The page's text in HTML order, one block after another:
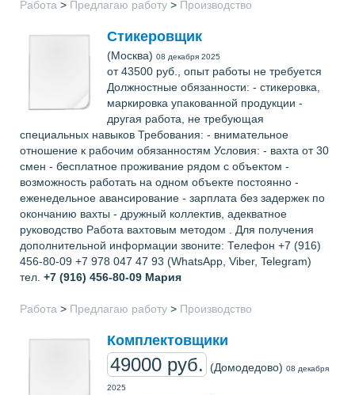
Работа > Предлагаю работу > Производство
Стикеровщик
(Москва) 08 декабря 2025
от 43500 руб., опыт работы не требуется
Должностные обязанности: - стикеровка,
маркировка упакованной продукции -
другая работа, не требующая
специальных навыков Требования: - внимательное
отношение к рабочим обязанностям Условия: - вахта от 30
смен - бесплатное проживание рядом с объектом -
возможность работать на одном объекте постоянно -
еженедельное авансирование - зарплата без задержек по
окончанию вахты - дружный коллектив, адекватное
руководство Работа вахтовым методом . Для получения
дополнительной информации звоните: Телефон +7 (916)
456-80-09 +7 978 047 47 93 (WhatsApp, Viber, Telegram)
тел. +7 (916) 456-80-09 Мария
Работа > Предлагаю работу > Производство
Комплектовщики
49000 руб. (Домодедово) 08 декабря
2025